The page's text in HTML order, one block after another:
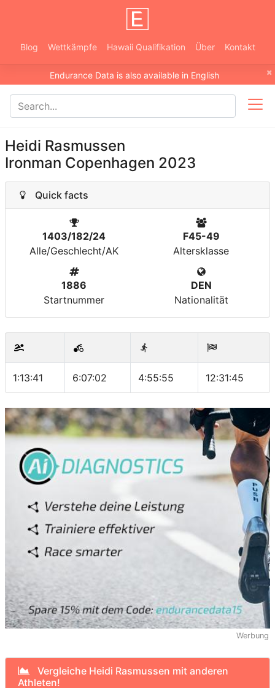
Blog Wettkämpfe Hawaii Qualifikation Über Kontakt
×
Endurance Data is also available in English
Heidi Rasmussen
Ironman Copenhagen 2023
Quick facts
1403/182/24
Alle/Geschlecht/AK
F45-49
Altersklasse
1886
Startnummer
DEN
Nationalität
1:13:41 6:07:02 4:55:55 12:31:45
Werbung
Vergleiche Heidi Rasmussen mit anderen
Athleten!